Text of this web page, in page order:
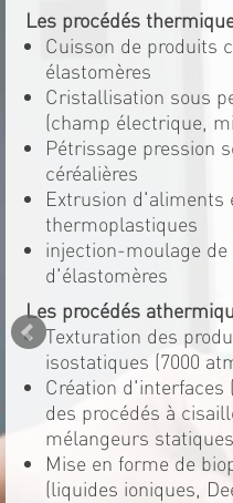
Les procédés
Cuisson de produits
élastomères
Cristallisation sous
(champ électrique,
Pétrissage pression
céréalières
Extrusion d'aliments
thermoplastiques
injection-moulage
d'élastomères
Les procédés
Texturation des
isostatiques (7000
Création
des procédés à
mélangeurs
Mise en forme de
(liquides ioniques,